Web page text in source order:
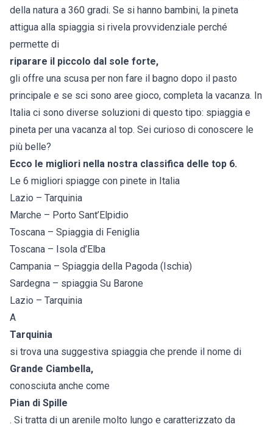
della natura a 360 gradi. Se si hanno bambini, la pineta
attigua alla spiaggia si rivela provvidenziale perché
permette di
riparare il piccolo dal sole forte,
gli offre una scusa per non fare il bagno dopo il pasto
principale e se sci sono aree gioco, completa la vacanza. In
Italia ci sono diverse soluzioni di questo tipo: spiaggia e
pineta per una vacanza al top. Sei curioso di conoscere le
più belle?
Ecco le migliori nella nostra classifica delle top 6.
Le 6 migliori spiagge con pinete in Italia
Lazio – Tarquinia
Marche – Porto Sant’Elpidio
Toscana – Spiaggia di Feniglia
Toscana – Isola d’Elba
Campania – Spiaggia della Pagoda (Ischia)
Sardegna – spiaggia Su Barone
Lazio – Tarquinia
A
Tarquinia
si trova una suggestiva spiaggia che prende il nome di
Grande Ciambella,
conosciuta anche come
Pian di Spille
. Si tratta di un arenile molto lungo e caratterizzato da